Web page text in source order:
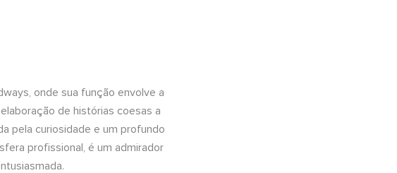
onde sua função envolve a
de histórias coesas a
pela curiosidade e um profundo
profissional, é um admirador